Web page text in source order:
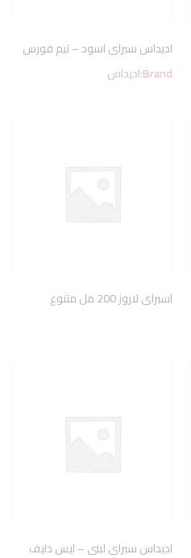
اديداس سبراى اسود – تيم فورس
Brand:اديداس
اسبراى لاروز 200 مل متنوع
اديداس سبراى لبنى – ايس دايف